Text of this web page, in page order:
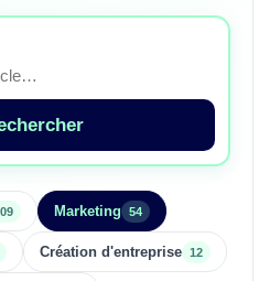
Marketing 54
Création d'entreprise 12